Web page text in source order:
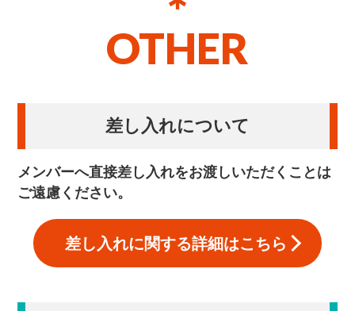
OTHER
差し入れについて
メンバーへ直接差し入れをお渡しいただくことは
ご遠慮ください。
差し入れに関する詳細はこちら